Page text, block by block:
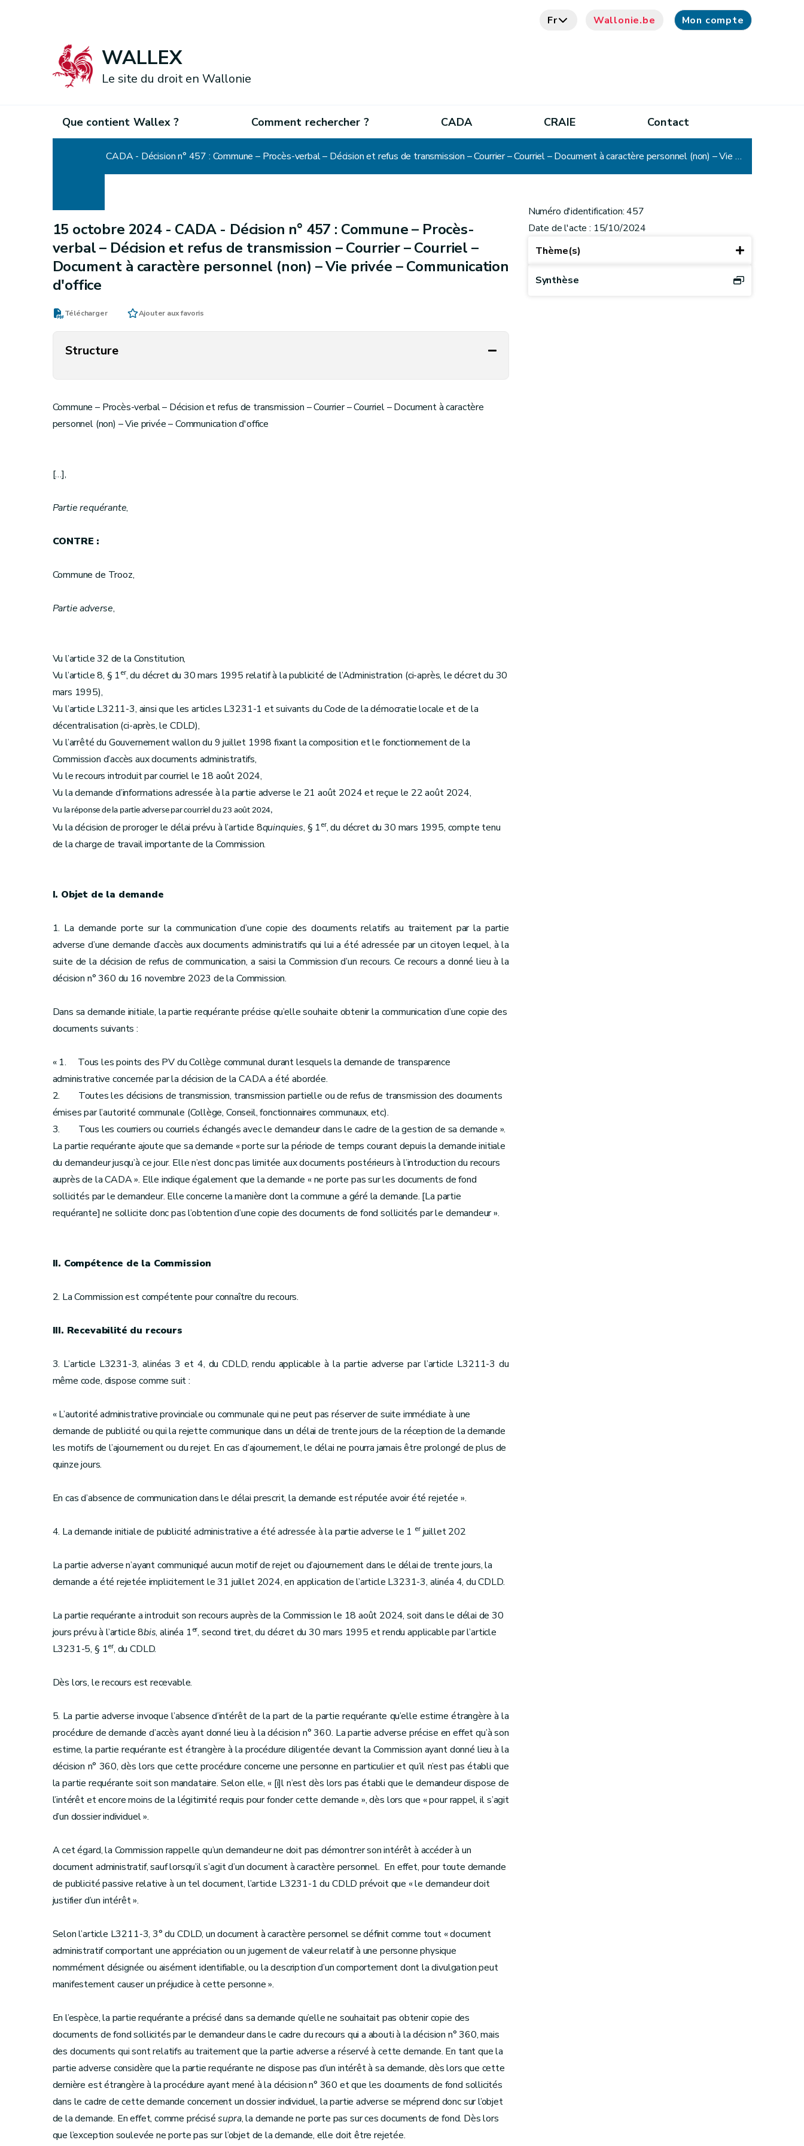
Fr Wallonie.be Mon compte
WALLEX
Le site du droit en Wallonie
Que contient Wallex ? Comment rechercher ? CADA CRAIE Contact
CADA - Décision n° 457 : Commune – Procès-verbal – Décision et refus de transmission – Courrier – Courriel – Document à caractère personnel (non) – Vie privée – Communication d'office
15 octobre 2024 - CADA - Décision n° 457 : Commune – Procès-
verbal – Décision et refus de transmission – Courrier – Courriel –
Document à caractère personnel (non) – Vie privée – Communication
d'office
Télécharger Ajouter aux favoris
Structure
Commune – Procès-verbal – Décision et refus de transmission – Courrier – Courriel – Document à caractère
personnel (non) – Vie privée – Communication d'office
[…],
Partie requérante,
CONTRE :
Commune de Trooz,
Partie adverse,
Vu l’article 32 de la Constitution,
Vu l’article 8, § 1er, du décret du 30 mars 1995 relatif à la publicité de l’Administration (ci-après, le décret du 30
mars 1995),
Vu l’article L3211-3, ainsi que les articles L3231-1 et suivants du Code de la démocratie locale et de la
décentralisation (ci-après, le CDLD),
Vu l’arrêté du Gouvernement wallon du 9 juillet 1998 fixant la composition et le fonctionnement de la
Commission d’accès aux documents administratifs,
Vu le recours introduit par courriel le 18 août 2024,
Vu la demande d’informations adressée à la partie adverse le 21 août 2024 et reçue le 22 août 2024,
Vu la réponse de la partie adverse par courriel du 23 août 2024,
Vu la décision de proroger le délai prévu à l’article 8quinquies, § 1er, du décret du 30 mars 1995, compte tenu
de la charge de travail importante de la Commission.
I. Objet de la demande
1. La demande porte sur la communication d’une copie des documents relatifs au traitement par la partie
adverse d’une demande d’accès aux documents administratifs qui lui a été adressée par un citoyen lequel, à la
suite de la décision de refus de communication, a saisi la Commission d’un recours. Ce recours a donné lieu à la
décision n° 360 du 16 novembre 2023 de la Commission.
Dans sa demande initiale, la partie requérante précise qu’elle souhaite obtenir la communication d’une copie des
documents suivants :
« 1. Tous les points des PV du Collège communal durant lesquels la demande de transparence
administrative concernée par la décision de la CADA a été abordée.
2. Toutes les décisions de transmission, transmission partielle ou de refus de transmission des documents
émises par l’autorité communale (Collège, Conseil, fonctionnaires communaux, etc).
3. Tous les courriers ou courriels échangés avec le demandeur dans le cadre de la gestion de sa demande ».
La partie requérante ajoute que sa demande « porte sur la période de temps courant depuis la demande initiale
du demandeur jusqu’à ce jour. Elle n’est donc pas limitée aux documents postérieurs à l’introduction du recours
auprès de la CADA ». Elle indique également que la demande « ne porte pas sur les documents de fond
sollicités par le demandeur. Elle concerne la manière dont la commune a géré la demande. [La partie
requérante] ne sollicite donc pas l’obtention d’une copie des documents de fond sollicités par le demandeur ».
II. Compétence de la Commission
2. La Commission est compétente pour connaître du recours.
III. Recevabilité du recours
3. L’article L3231-3, alinéas 3 et 4, du CDLD, rendu applicable à la partie adverse par l’article L3211-3 du
même code, dispose comme suit :
« L’autorité administrative provinciale ou communale qui ne peut pas réserver de suite immédiate à une
demande de publicité ou qui la rejette communique dans un délai de trente jours de la réception de la demande
les motifs de l’ajournement ou du rejet. En cas d’ajournement, le délai ne pourra jamais être prolongé de plus de
quinze jours.
En cas d’absence de communication dans le délai prescrit, la demande est réputée avoir été rejetée ».
4. La demande initiale de publicité administrative a été adressée à la partie adverse le 1 erjuillet 202
La partie adverse n’ayant communiqué aucun motif de rejet ou d’ajournement dans le délai de trente jours, la
demande a été rejetée implicitement le 31 juillet 2024, en application de l’article L3231-3, alinéa 4, du CDLD.
La partie requérante a introduit son recours auprès de la Commission le 18 août 2024, soit dans le délai de 30
jours prévu à l’article 8bis, alinéa 1er, second tiret, du décret du 30 mars 1995 et rendu applicable par l’article
L3231-5, § 1er, du CDLD.
Dès lors, le recours est recevable.
5. La partie adverse invoque l’absence d’intérêt de la part de la partie requérante qu’elle estime étrangère à la
procédure de demande d’accès ayant donné lieu à la décision n° 360. La partie adverse précise en effet qu’à son
estime, la partie requérante est étrangère à la procédure diligentée devant la Commission ayant donné lieu à la
décision n° 360, dès lors que cette procédure concerne une personne en particulier et qu’il n’est pas établi que
la partie requérante soit son mandataire. Selon elle, « [i]l n’est dès lors pas établi que le demandeur dispose de
l’intérêt et encore moins de la légitimité requis pour fonder cette demande », dès lors que « pour rappel, il s’agit
d’un dossier individuel ».
A cet égard, la Commission rappelle qu’un demandeur ne doit pas démontrer son intérêt à accéder à un
document administratif, sauf lorsqu’il s’agit d’un document à caractère personnel. En effet, pour toute demande
de publicité passive relative à un tel document, l’article L3231-1 du CDLD prévoit que « le demandeur doit
justifier d’un intérêt ».
Selon l’article L3211-3, 3° du CDLD, un document à caractère personnel se définit comme tout « document
administratif comportant une appréciation ou un jugement de valeur relatif à une personne physique
nommément désignée ou aisément identifiable, ou la description d’un comportement dont la divulgation peut
manifestement causer un préjudice à cette personne ».
En l’espèce, la partie requérante a précisé dans sa demande qu’elle ne souhaitait pas obtenir copie des
documents de fond sollicités par le demandeur dans le cadre du recours qui a abouti à la décision n° 360, mais
des documents qui sont relatifs au traitement que la partie adverse a réservé à cette demande. En tant que la
partie adverse considère que la partie requérante ne dispose pas d’un intérêt à sa demande, dès lors que cette
dernière est étrangère à la procédure ayant mené à la décision n° 360 et que les documents de fond sollicités
dans le cadre de cette demande concernent un dossier individuel, la partie adverse se méprend donc sur l’objet
de la demande. En effet, comme précisésupra, la demande ne porte pas sur ces documents de fond. Dès lors
que l’exception soulevée ne porte pas sur l’objet de la demande, elle doit être rejetée.
Numéro d'identification: 457
Date de l'acte : 15/10/2024
Thème(s)
Synthèse